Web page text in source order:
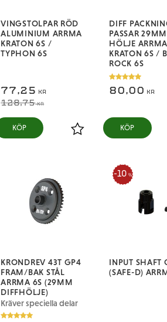
VINGSTOLPAR RÖD
ALUMINIUM ARRMA
KRATON 6S /
TYPHON 6S
77,25 KR
128,75KR
Lägg till i favoriter
KÖP
DIFF
PASSAR
HÖLJE ARRMA
KRATON 6S /
ROCK 6S
80,00 KR
KÖP
KRONDREV 43T GP4
FRAM/BAK STÅL
ARRMA 6S (29MM
DIFFHÖLJE)
Kräver speciella delar
INPUT SHAFT
(SAFE-D)
10 %